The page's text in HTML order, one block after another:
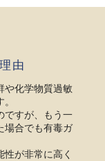
由
や化学物質過敏
ですが、もう一
場合でも有毒ガ
が非常に高く